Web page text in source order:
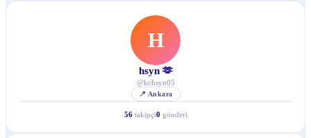
H
hsyn 🫶
@kchsyn05
📍 Ankara
56 takipçi0 gönderi